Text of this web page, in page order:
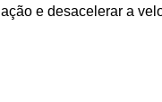
e desacelerar a